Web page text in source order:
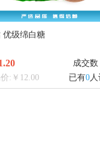
优级绵白糖
成交数
:￥12.00
已有0